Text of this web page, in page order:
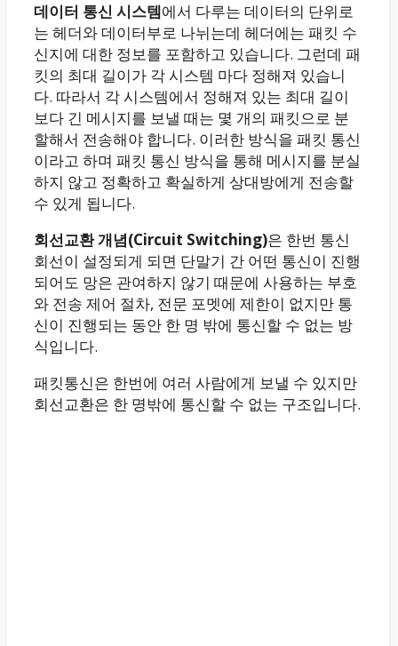
데이터 통신 시스템에서 다루는 데이터의 단위로
는 헤더와 데이터부로 나뉘는데 헤더에는 패킷 수
신지에 대한 정보를 포함하고 있습니다. 그런데 패
킷의 최대 길이가 각 시스템 마다 정해져 있습니
다. 따라서 각 시스템에서 정해져 있는 최대 길이
보다 긴 메시지를 보낼 때는 몇 개의 패킷으로 분
할해서 전송해야 합니다. 이러한 방식을 패킷 통신
이라고 하며 패킷 통신 방식을 통해 메시지를 분실
하지 않고 정확하고 확실하게 상대방에게 전송할
수 있게 됩니다.
회선교환 개념(Circuit Switching)은 한번 통신
회선이 설정되게 되면 단말기 간 어떤 통신이 진행
되어도 망은 관여하지 않기 때문에 사용하는 부호
와 전송 제어 절차, 전문 포멧에 제한이 없지만 통
신이 진행되는 동안 한 명 밖에 통신할 수 없는 방
식입니다.
패킷통신은 한번에 여러 사람에게 보낼 수 있지만
회선교환은 한 명밖에 통신할 수 없는 구조입니다.